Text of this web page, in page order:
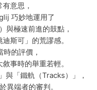
意思，
巧妙地運用了
與極速前進的鼓點，
斯可」的荒謬感。
的評價，
事時的舉重若輕。
與「鐵軌（Tracks）」，
異端者的審判。